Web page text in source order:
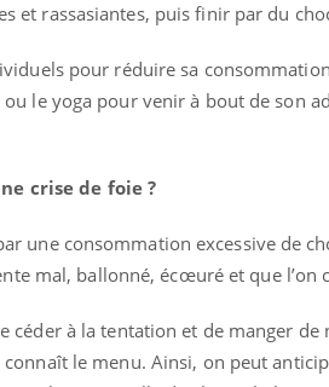
et rassasiantes, puis finir par du
pour réduire sa
le yoga pour venir à bout de son
crise de foie ?
une consommation excessive de
mal, ballonné, écœuré et que l’on
céder à la tentation et de manger
le menu. Ainsi, on peut